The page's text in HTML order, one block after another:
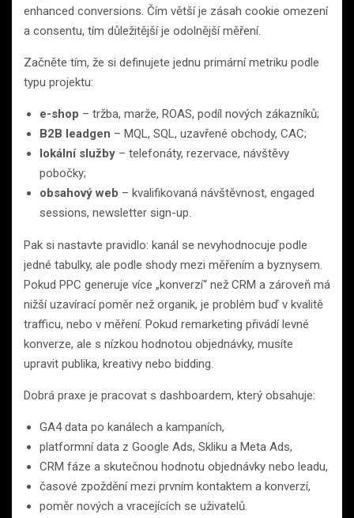
enhanced conversions. Čím větší je zásah cookie omezení
a consentu, tím důležitější je odolnější měření.
Začněte tím, že si definujete jednu primární metriku podle
typu projektu:
e-shop – tržba, marže, ROAS, podíl nových zákazníků;
B2B leadgen – MQL, SQL, uzavřené obchody, CAC;
lokální služby – telefonáty, rezervace, návštěvy
pobočky;
obsahový web – kvalifikovaná návštěvnost, engaged
sessions, newsletter sign-up.
Pak si nastavte pravidlo: kanál se nevyhodnocuje podle
jedné tabulky, ale podle shody mezi měřením a byznysem.
Pokud PPC generuje více „konverzí“ než CRM a zároveň má
nižší uzavírací poměr než organik, je problém buď v kvalitě
trafficu, nebo v měření. Pokud remarketing přivádí levné
konverze, ale s nízkou hodnotou objednávky, musíte
upravit publika, kreativy nebo bidding.
Dobrá praxe je pracovat s dashboardem, který obsahuje:
GA4 data po kanálech a kampaních,
platformní data z Google Ads, Skliku a Meta Ads,
CRM fáze a skutečnou hodnotu objednávky nebo leadu,
časové zpoždění mezi prvním kontaktem a konverzí,
poměr nových a vracejících se uživatelů.